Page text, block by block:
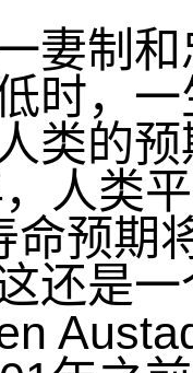
妻制
时，
类的
人类
命预期
还是